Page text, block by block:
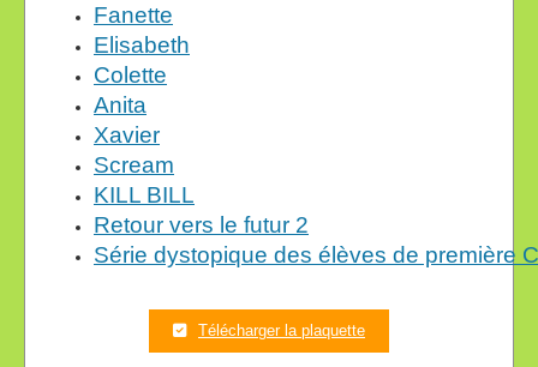
Fanette
Elisabeth
Colette
Anita
Xavier
Scream
KILL BILL
Retour vers le futur 2
Série dystopique des élèves de première
Télécharger la plaquette